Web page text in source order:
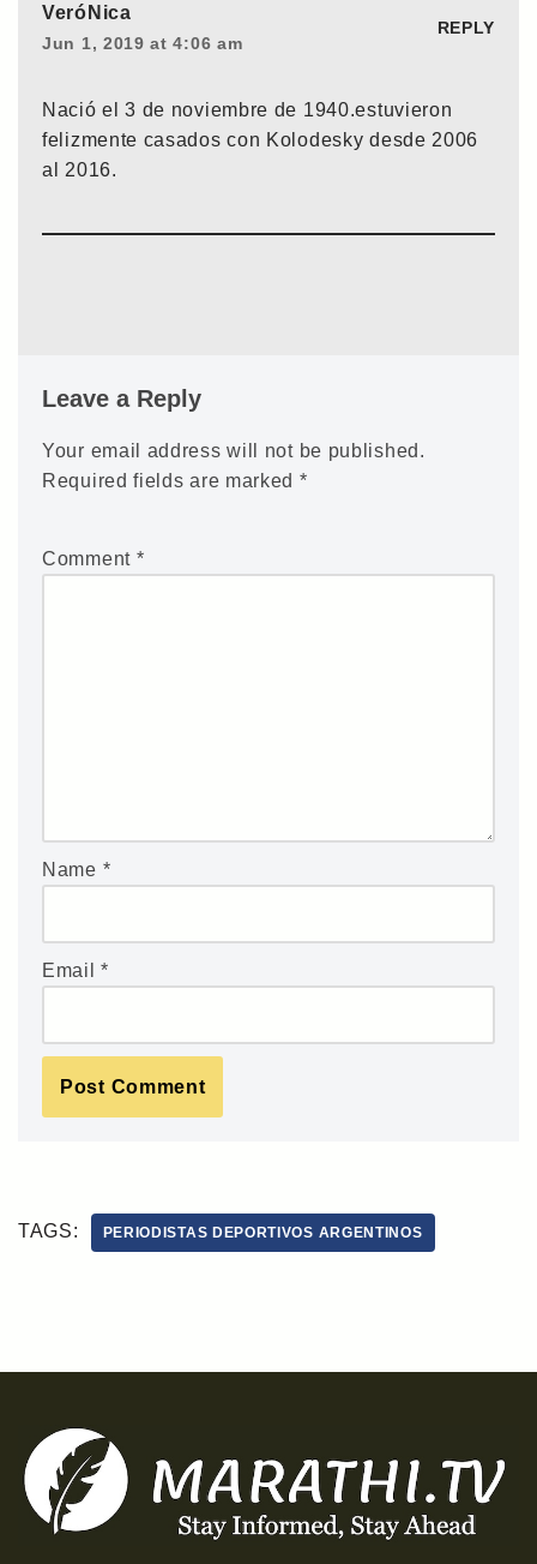
VeróNica
Jun 1, 2019 at 4:06 am
REPLY
Nació el 3 de noviembre de 1940.estuvieron
felizmente casados con Kolodesky desde 2006
al 2016.
Leave a Reply
Your email address will not be published.
Required fields are marked *
Comment *
Name *
Email*
TAGS: PERIODISTAS DEPORTIVOS ARGENTINOS